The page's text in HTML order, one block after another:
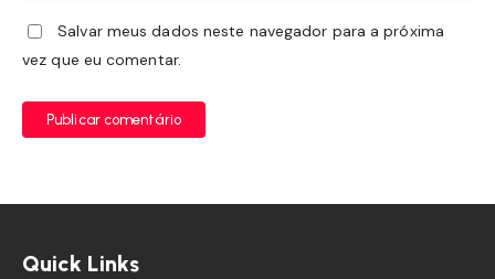
Salvar meus dados neste navegador para a próxima
vez que eu comentar.
Publicar comentário
Quick Links